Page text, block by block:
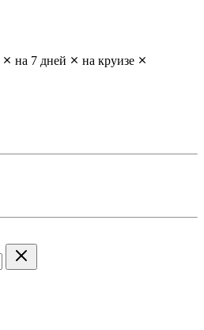
на 7 дней
на круизе